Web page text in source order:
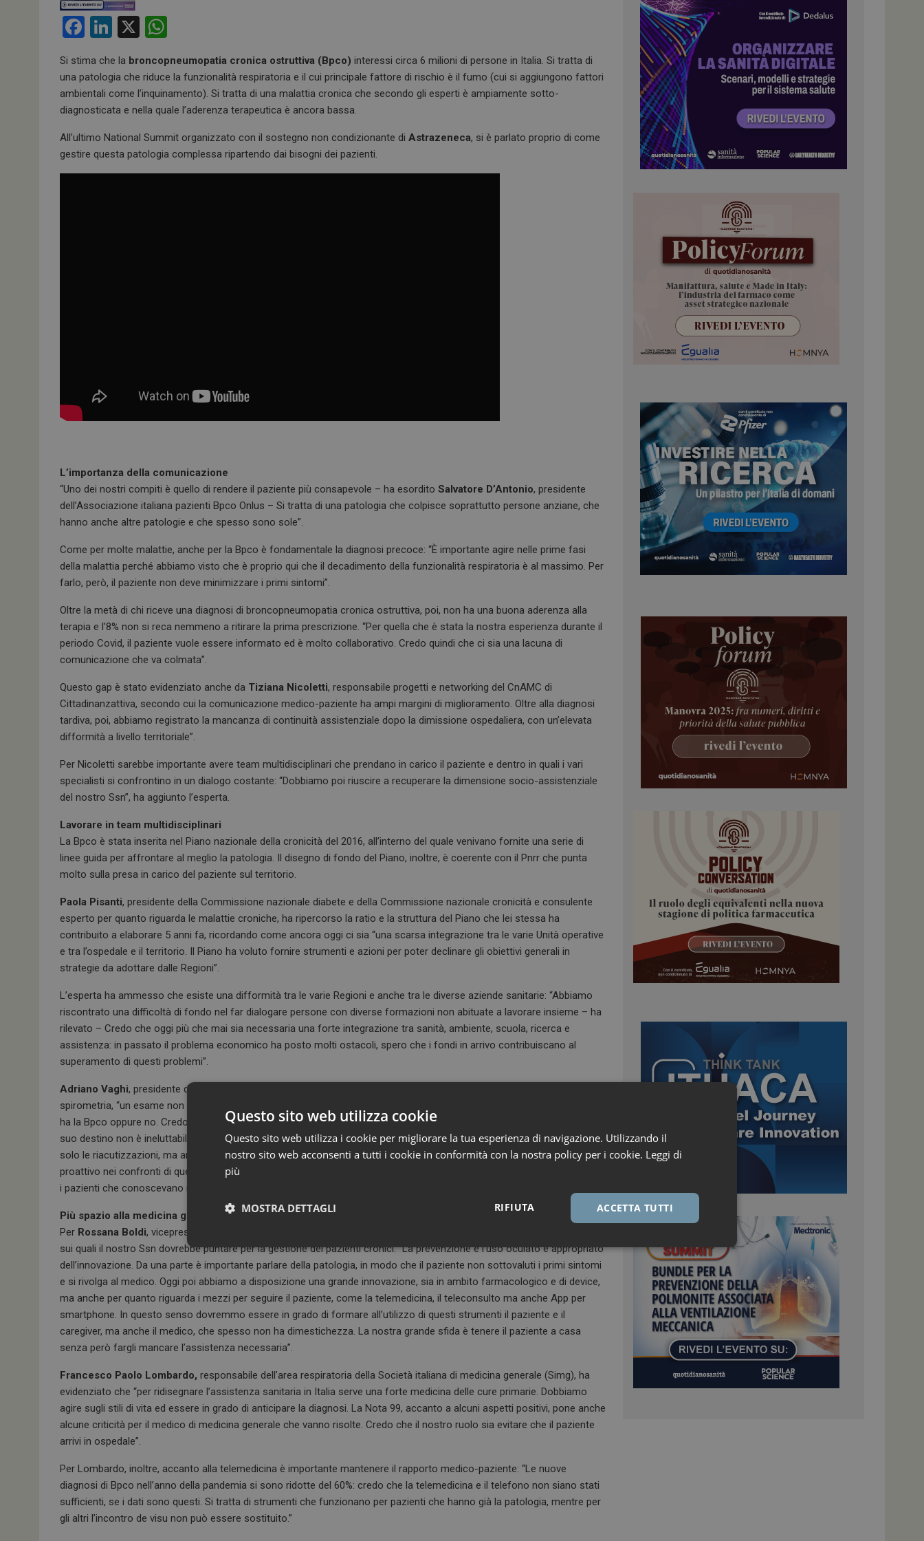
F
ce
b
o
o
k
Li
ke
dI
n
X
at
s
A
p
p
Si stima che la broncopneumopatia cronica ostruttiva (Bpco) interessi circa 6 milioni di persone in Italia. Si tratta di
una patologia che riduce la funzionalità respiratoria e il cui principale fattore di rischio è il fumo (cui si aggiungono fattori
ambientali come l’inquinamento). Si tratta di una malattia cronica che secondo gli esperti è ampiamente sotto-
diagnosticata e nella quale l’aderenza terapeutica è ancora bassa.
All’ultimo National Summit organizzato con il sostegno non condizionante di Astrazeneca, si è parlato proprio di come
gestire questa patologia complessa ripartendo dai bisogni dei pazienti.
L’importanza della comunicazione
“Uno dei nostri compiti è quello di rendere il paziente più consapevole – ha esordito Salvatore D’Antonio, presidente
dell’Associazione italiana pazienti Bpco Onlus – Si tratta di una patologia che colpisce soprattutto persone anziane, che
hanno anche altre patologie e che spesso sono sole”.
Come per molte malattie, anche per la Bpco è fondamentale la diagnosi precoce: “È importante agire nelle prime fasi
della malattia perché abbiamo visto che è proprio qui che il decadimento della funzionalità respiratoria è al massimo. Per
farlo, però, il paziente non deve minimizzare i primi sintomi”.
Oltre la metà di chi riceve una diagnosi di broncopneumopatia cronica ostruttiva, poi, non ha una buona aderenza alla
terapia e l’8% non si reca nemmeno a ritirare la prima prescrizione. “Per quella che è stata la nostra esperienza durante il
periodo Covid, il paziente vuole essere informato ed è molto collaborativo. Credo quindi che ci sia una lacuna di
comunicazione che va colmata”.
Questo gap è stato evidenziato anche da Tiziana Nicoletti, responsabile progetti e networking del CnAMC di
Cittadinanzattiva, secondo cui la comunicazione medico-paziente ha ampi margini di miglioramento. Oltre alla diagnosi
tardiva, poi, abbiamo registrato la mancanza di continuità assistenziale dopo la dimissione ospedaliera, con un’elevata
difformità a livello territoriale”.
Per Nicoletti sarebbe importante avere team multidisciplinari che prendano in carico il paziente e dentro in quali i vari
specialisti si confrontino in un dialogo costante: “Dobbiamo poi riuscire a recuperare la dimensione socio-assistenziale
del nostro Ssn”, ha aggiunto l’esperta.
Lavorare in team multidisciplinari
La Bpco è stata inserita nel Piano nazionale della cronicità del 2016, all’interno del quale venivano fornite una serie di
linee guida per affrontare al meglio la patologia. Il disegno di fondo del Piano, inoltre, è coerente con il Pnrr che punta
molto sulla presa in carico del paziente sul territorio.
Paola Pisanti, presidente della Commissione nazionale diabete e della Commissione nazionale cronicità e consulente
esperto per quanto riguarda le malattie croniche, ha ripercorso la ratio e la struttura del Piano che lei stessa ha
contribuito a elaborare 5 anni fa, ricordando come ancora oggi ci sia “una scarsa integrazione tra le varie Unità operative
e tra l’ospedale e il territorio. Il Piano ha voluto fornire strumenti e azioni per poter declinare gli obiettivi generali in
strategie da adottare dalle Regioni”.
L’esperta ha ammesso che esiste una difformità tra le varie Regioni e anche tra le diverse aziende sanitarie: “Abbiamo
riscontrato una difficoltà di fondo nel far dialogare persone con diverse formazioni non abituate a lavorare insieme – ha
rilevato – Credo che oggi più che mai sia necessaria una forte integrazione tra sanità, ambiente, scuola, ricerca e
assistenza: in passato il problema economico ha posto molti ostacoli, spero che i fondi in arrivo contribuiscano al
superamento di questi problemi”.
Adriano Vaghi, presidente dell’Associazione italiana pneumologi ospedalieri (Aipo), ha ricordato l’importanza della
spirometria, “un esame non invasivo e poco costoso che, se fatto bene, permette di capire velocemente se una persona
ha la Bpco oppure no. Credo inoltre che sia importante lavorare sulla consapevolezza del paziente, che deve capire che il
suo destino non è ineluttabile: oggi i farmaci inalatori che abbiamo a disposizione sono molto efficaci e riducono non
solo le riacutizzazioni, ma anche le morti per tutte le cause. Ritengo che servirebbe da parte di tutti un atteggiamento più
proattivo nei confronti di questa patologia così complessa”. Durante la pandemia, inoltre, gli pneumologi hanno visto che
i pazienti che conoscevano meglio la propria terapia sono stati anche quelli più aderenti.
Più spazio alla medicina generale
Per Rossana Boldi, vicepresidente della XII Commissione (Affari sociali) alla Camera dei deputati, sono due gli aspetti
sui quali il nostro Ssn dovrebbe puntare per la gestione dei pazienti cronici: “La prevenzione e l’uso oculato e appropriato
dell’innovazione. Da una parte è importante parlare della patologia, in modo che il paziente non sottovaluti i primi sintomi
e si rivolga al medico. Oggi poi abbiamo a disposizione una grande innovazione, sia in ambito farmacologico e di device,
ma anche per quanto riguarda i mezzi per seguire il paziente, come la telemedicina, il teleconsulto ma anche App per
smartphone. In questo senso dovremmo essere in grado di formare all’utilizzo di questi strumenti il paziente e il
caregiver, ma anche il medico, che spesso non ha dimestichezza. La nostra grande sfida è tenere il paziente a casa
senza però fargli mancare l’assistenza necessaria”.
Francesco Paolo Lombardo, responsabile dell’area respiratoria della Società italiana di medicina generale (Simg), ha
evidenziato che “per ridisegnare l’assistenza sanitaria in Italia serve una forte medicina delle cure primarie. Dobbiamo
agire sugli stili di vita ed essere in grado di anticipare la diagnosi. La Nota 99, accanto a alcuni aspetti positivi, pone anche
alcune criticità per il medico di medicina generale che vanno risolte. Credo che il nostro ruolo sia evitare che il paziente
arrivi in ospedale”.
Per Lombardo, inoltre, accanto alla telemedicina è importante mantenere il rapporto medico-paziente: “Le nuove
diagnosi di Bpco nell’anno della pandemia si sono ridotte del 60%: credo che la telemedicina e il telefono non siano stati
sufficienti, se i dati sono questi. Si tratta di strumenti che funzionano per pazienti che hanno già la patologia, mentre per
gli altri l’incontro de visu non può essere sostituito.”
Questo sito web utilizza cookie
Questo sito web utilizza i cookie per migliorare la tua esperienza di navigazione. Utilizzando il
nostro sito web acconsenti a tutti i cookie in conformità con la nostra policy per i cookie. Leggi di
più
ACCETTA TUTTI
RIFIUTA
MOSTRA DETTAGLI
Necessari Marketing
I cookie necessari contribuiscono a rendere fruibile il sito web abilitandone funzionalità di base quali la navigazione sulle pagine
e l'accesso alle aree protette del sito. Il sito web non è in grado di funzionare correttamente senza questi cookie.
NOME
FORNITORE / DOMINIO SCADENZA
DESCRIZIONE
_ga
Google LLC
1 anno 1
Questo nome di cookie è associato a Google Universal
Analytics, che è un aggiornamento significativo del
come identificatore del cliente. È incluso in ogni richiesta
di pagina in un sito e utilizzato per calcolare i dati di
visitatori, sessioni e campagne per i rapporti di analisi dei
siti.
ARRAffinitySameSite